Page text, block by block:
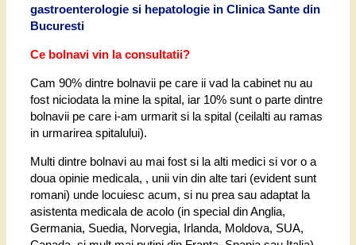
gastroenterologie si hepatologie in Clinica Sante din
Bucuresti
Ce bolnavi vin la consultatii?
Cam 90% dintre bolnavii pe care ii vad la cabinet nu au
fost niciodata la mine la spital, iar 10% sunt o parte dintre
bolnavii pe care i-am urmarit si la spital (ceilalti au ramas
in urmarirea spitalului).
Multi dintre bolnavi au mai fost si la alti medici si vor o a
doua opinie medicala, , unii vin din alte tari (evident sunt
romani) unde locuiesc acum, si nu prea sau adaptat la
asistenta medicala de acolo (in special din Anglia,
Germania, Suedia, Norvegia, Irlanda, Moldova, SUA,